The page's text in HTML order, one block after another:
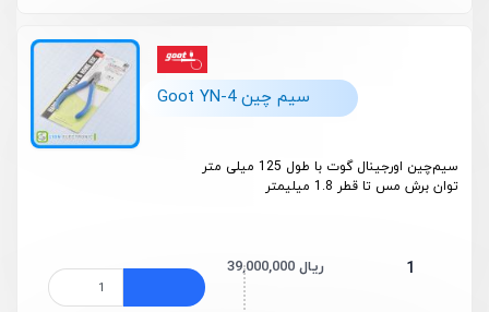
سیم چین Goot YN-4
سیم‌چین اورجینال گوت با طول 125 میلی متر
توان برش مس تا قطر 1.8 میلیمتر
1 39,000,000 ریال